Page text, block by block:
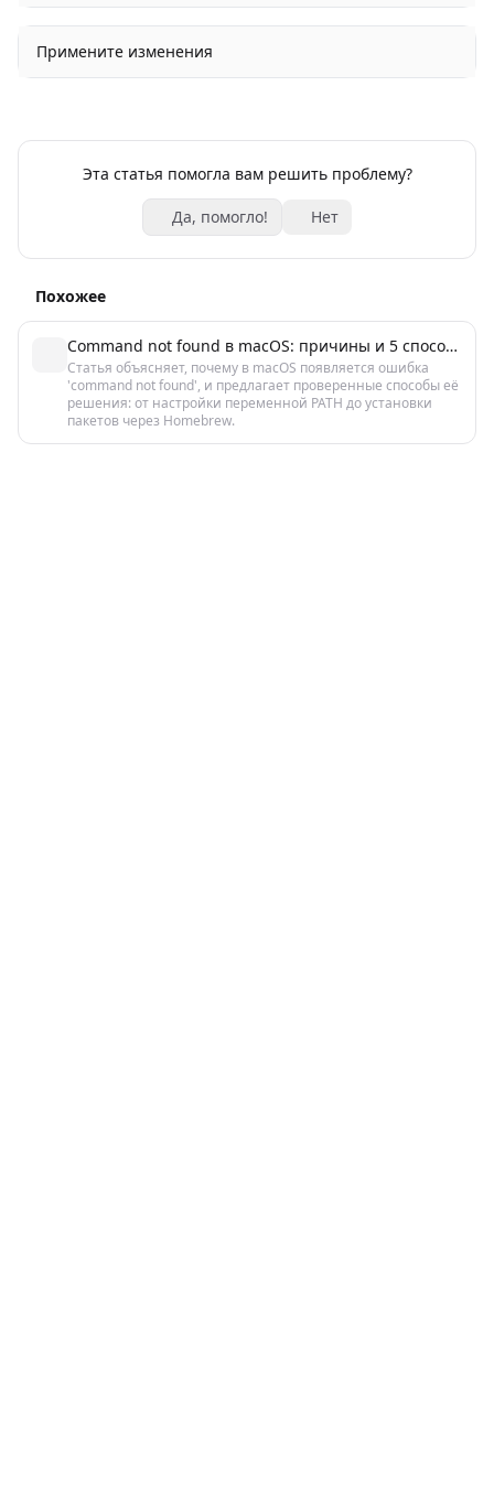
Примените изменения
Эта статья помогла вам решить проблему?
Да, помогло! Нет
Похожее
Command not found в macOS: причины и 5 способов исправить
Статья объясняет, почему в macOS появляется ошибка
'command not found', и предлагает проверенные способы её
решения: от настройки переменной PATH до установки
пакетов через Homebrew.